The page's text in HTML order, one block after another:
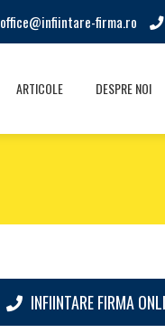
office@infiintare-firma.ro
ARTICOLE DESPRE NOI
INFIINTARE FIRMA